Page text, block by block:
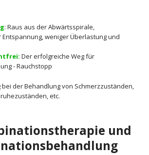
: Raus aus der Abwärtsspirale,
Entspannung, weniger Überlastung und
Der erfolgreiche Weg für
- Rauchstopp
der Behandlung von Schmerzzuständen,
etc.
und